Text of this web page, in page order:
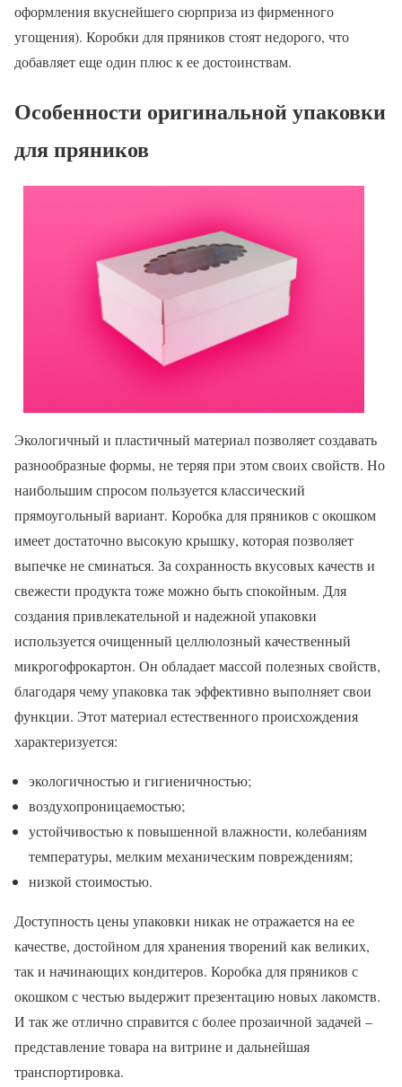
оформления вкуснейшего сюрприза из фирменного
угощения). Коробки для пряников стоят недорого, что
добавляет еще один плюс к ее достоинствам.
Особенности оригинальной упаковки
для пряников
Экологичный и пластичный материал позволяет создавать
разнообразные формы, не теряя при этом своих свойств. Но
наибольшим спросом пользуется классический
прямоугольный вариант. Коробка для пряников с окошком
имеет достаточно высокую крышку, которая позволяет
выпечке не сминаться. За сохранность вкусовых качеств и
свежести продукта тоже можно быть спокойным. Для
создания привлекательной и надежной упаковки
используется очищенный целлюлозный качественный
микрогофрокартон. Он обладает массой полезных свойств,
благодаря чему упаковка так эффективно выполняет свои
функции. Этот материал естественного происхождения
характеризуется:
экологичностью и гигиеничностью;
воздухопроницаемостью;
устойчивостью к повышенной влажности, колебаниям
температуры, мелким механическим повреждениям;
низкой стоимостью.
Доступность цены упаковки никак не отражается на ее
качестве, достойном для хранения творений как великих,
так и начинающих кондитеров. Коробка для пряников с
окошком с честью выдержит презентацию новых лакомств.
И так же отлично справится с более прозаичной задачей –
представление товара на витрине и дальнейшая
транспортировка.